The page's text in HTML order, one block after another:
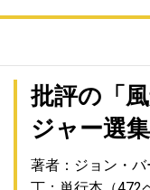
批評の「
ジャー選集
著者：ジョン・